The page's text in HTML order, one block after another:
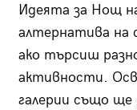
Идеята за Нощ
алтернатива на
ако търсиш
активности.
галерии също